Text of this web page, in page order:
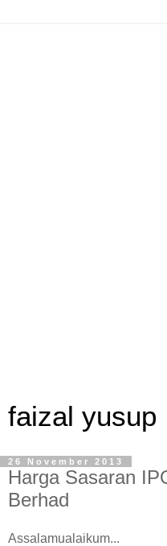
faizal yusup
26 November 2013
Harga Sasaran
Berhad
Assalamualaikum...